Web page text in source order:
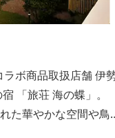
商品取扱店舗 伊勢
「旅荘 海の蝶」。
た華やかな空間や鳥
とおもてなしをお約